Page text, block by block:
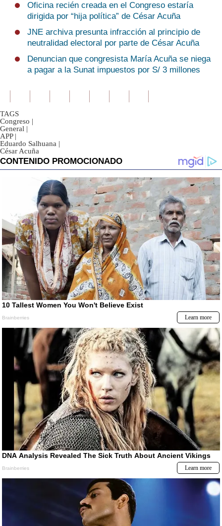
Oficina recién creada en el Congreso estaría
dirigida por “hija política” de César Acuña
JNE archiva presunta infracción al principio de
neutralidad electoral por parte de César Acuña
Denuncian que congresista María Acuña se niega
a pagar a la Sunat impuestos por S/ 3 millones
TAGS
Congreso |
General |
APP |
Eduardo Salhuana |
César Acuña